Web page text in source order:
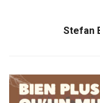
Stefan